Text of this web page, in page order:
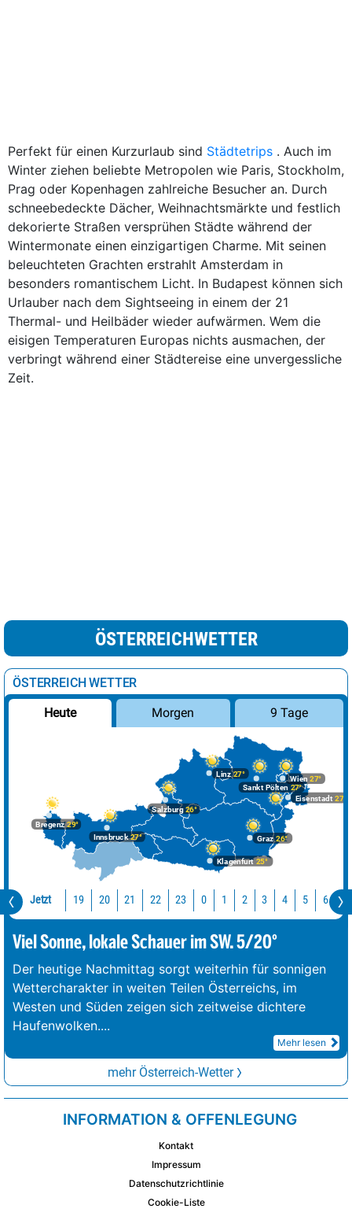
Perfekt für einen Kurzurlaub sind Städtetrips . Auch im
Winter ziehen beliebte Metropolen wie Paris, Stockholm,
Prag oder Kopenhagen zahlreiche Besucher an. Durch
schneebedeckte Dächer, Weihnachtsmärkte und festlich
dekorierte Straßen versprühen Städte während der
Wintermonate einen einzigartigen Charme. Mit seinen
beleuchteten Grachten erstrahlt Amsterdam in
besonders romantischem Licht. In Budapest können sich
Urlauber nach dem Sightseeing in einem der 21
Thermal- und Heilbäder wieder aufwärmen. Wem die
eisigen Temperaturen Europas nichts ausmachen, der
verbringt während einer Städtereise eine unvergessliche
Zeit.
ÖSTERREICHWETTER
ÖSTERREICH WETTER
Heute Morgen 9 Tage
Bregenz29°
Graz26°
Innsbruck27°
Klagenfurt 25°
Linz27°
Salzburg26°
Wien 27°
Eisenstadt 27°
Sankt Pölten 27°
Jetzt 19 20 21 22 23 0 1 2 3 4 5 6 7
Viel Sonne, lokale Schauer im SW. 5/20°
Der heutige Nachmittag sorgt weiterhin für sonnigen
Wettercharakter in weiten Teilen Österreichs, im
Westen und Süden zeigen sich zeitweise dichtere
Haufenwolken....
Mehr lesen
mehr Österreich-Wetter
INFORMATION & OFFENLEGUNG
Kontakt
Impressum
Datenschutzrichtlinie
Cookie-Liste